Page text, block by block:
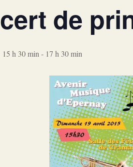
de
h 30 min - 17 h 30 min